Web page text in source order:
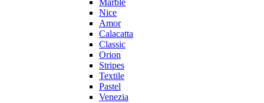
Marble
Nice
Amor
Calacatta
Classic
Orion
Stripes
Textile
Pastel
Venezia